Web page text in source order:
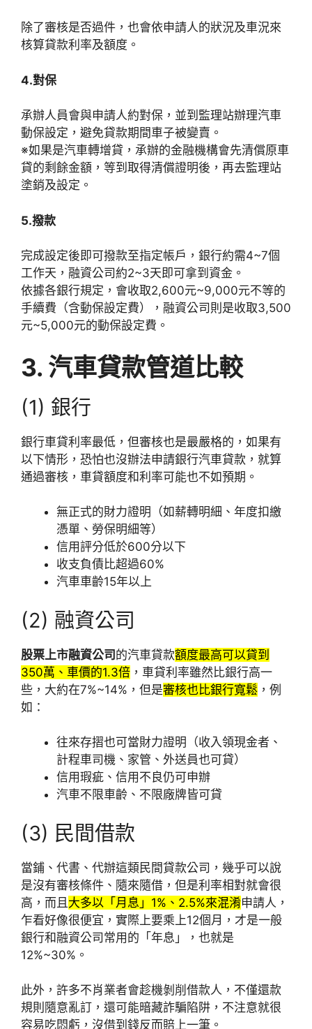
除了審核是否過件，也會依申請人的狀況及車況來
核算貸款利率及額度。
4.對保
承辦人員會與申請人約對保，並到監理站辦理汽車
動保設定，避免貸款期間車子被變賣。
※如果是汽車轉增貸，承辦的金融機構會先清償原車
貸的剩餘金額，等到取得清償證明後，再去監理站
塗銷及設定。
5.撥款
完成設定後即可撥款至指定帳戶，銀行約需4~7個
工作天，融資公司約2~3天即可拿到資金。
依據各銀行規定，會收取2,600元~9,000元不等的
手續費（含動保設定費），融資公司則是收取3,500
元~5,000元的動保設定費。
3. 汽車貸款管道比較
(1) 銀行
銀行車貸利率最低，但審核也是最嚴格的，如果有
以下情形，恐怕也沒辦法申請銀行汽車貸款，就算
通過審核，車貸額度和利率可能也不如預期。
無正式的財力證明（如薪轉明細、年度扣繳
憑單、勞保明細等）
信用評分低於600分以下
收支負債比超過60%
汽車車齡15年以上
(2) 融資公司
股票上市融資公司 的汽車貸款額度最高可以貸到
350萬、車價的1.3倍 ，車貸利率雖然比銀行高一
些，大約在7%~14%，但是審核也比銀行寬鬆 ，例
如：
往來存摺也可當財力證明（收入領現金者、
計程車司機、家管、外送員也可貸）
信用瑕疵、信用不良仍可申辦
汽車不限車齡、不限廠牌皆可貸
(3) 民間借款
當鋪、代書、代辦這類民間貸款公司，幾乎可以說
是沒有審核條件、隨來隨借，但是利率相對就會很
高，而且 大多以「月息」1%、2.5%來混淆申請人，
乍看好像很便宜，實際上要乘上12個月，才是一般
銀行和融資公司常用的「年息」，也就是
12%~30%。
此外，許多不肖業者會趁機剝削借款人，不僅還款
規則隨意亂訂，還可能暗藏詐騙陷阱，不注意就很
容易吃悶虧，沒借到錢反而賠上一筆。